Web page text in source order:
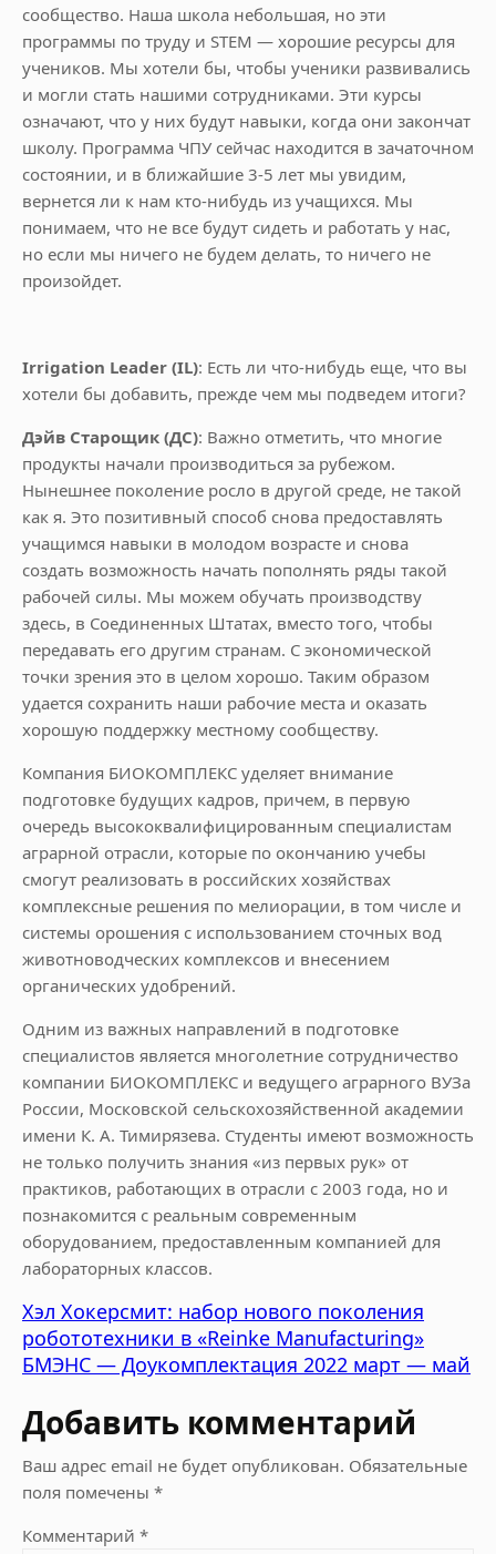
сообщество. Наша школа небольшая, но эти
программы по труду и STEM — хорошие ресурсы для
учеников. Мы хотели бы, чтобы ученики развивались
и могли стать нашими сотрудниками. Эти курсы
означают, что у них будут навыки, когда они закончат
школу. Программа ЧПУ сейчас находится в зачаточном
состоянии, и в ближайшие 3-5 лет мы увидим,
вернется ли к нам кто-нибудь из учащихся. Мы
понимаем, что не все будут сидеть и работать у нас,
но если мы ничего не будем делать, то ничего не
произойдет.
Irrigation Leader (IL): Есть ли что-нибудь еще, что вы
хотели бы добавить, прежде чем мы подведем итоги?
Дэйв Старощик (ДС): Важно отметить, что многие
продукты начали производиться за рубежом.
Нынешнее поколение росло в другой среде, не такой
как я. Это позитивный способ снова предоставлять
учащимся навыки в молодом возрасте и снова
создать возможность начать пополнять ряды такой
рабочей силы. Мы можем обучать производству
здесь, в Соединенных Штатах, вместо того, чтобы
передавать его другим странам. С экономической
точки зрения это в целом хорошо. Таким образом
удается сохранить наши рабочие места и оказать
хорошую поддержку местному сообществу.
Компания БИОКОМПЛЕКС уделяет внимание
подготовке будущих кадров, причем, в первую
очередь высококвалифицированным специалистам
аграрной отрасли, которые по окончанию учебы
смогут реализовать в российских хозяйствах
комплексные решения по мелиорации, в том числе и
системы орошения с использованием сточных вод
животноводческих комплексов и внесением
органических удобрений.
Одним из важных направлений в подготовке
специалистов является многолетние сотрудничество
компании БИОКОМПЛЕКС и ведущего аграрного ВУЗа
России, Московской сельскохозяйственной академии
имени К. А. Тимирязева. Студенты имеют возможность
не только получить знания «из первых рук» от
практиков, работающих в отрасли с 2003 года, но и
познакомится с реальным современным
оборудованием, предоставленным компанией для
лабораторных классов.
Хэл Хокерсмит: набор нового поколения
робототехники в «Reinke Manufacturing»
БМЭНС — Доукомплектация 2022 март — май
Добавить комментарий
Ваш адрес email не будет опубликован. Обязательные
поля помечены *
Комментарий *